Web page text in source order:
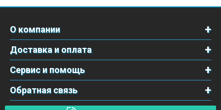
О компании
Доставка и оплата
Сервис и помощь
Обратная связь